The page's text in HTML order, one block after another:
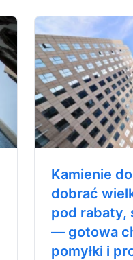
Kamienie
dobrać
pod rabaty,
— gotowa
pomyłki i